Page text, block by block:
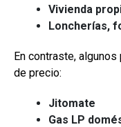
Vivienda
Loncherías,
En contraste,
de precio:
Jitomate
Gas LP